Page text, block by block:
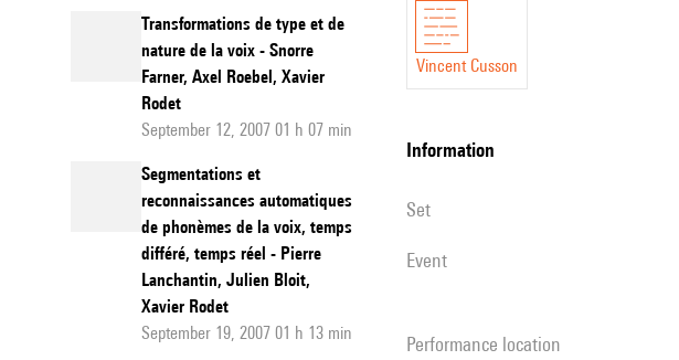
Transformations de type et de
nature de la voix - Snorre
Farner, Axel Roebel, Xavier
Rodet
September 12, 2007 01 h 07 min
Segmentations et
reconnaissances automatiques
de phonèmes de la voix, temps
différé, temps réel - Pierre
Lanchantin, Julien Bloit,
Xavier Rodet
September 19, 2007 01 h 13 min
Vincent Cusson
information
set
event
performance location